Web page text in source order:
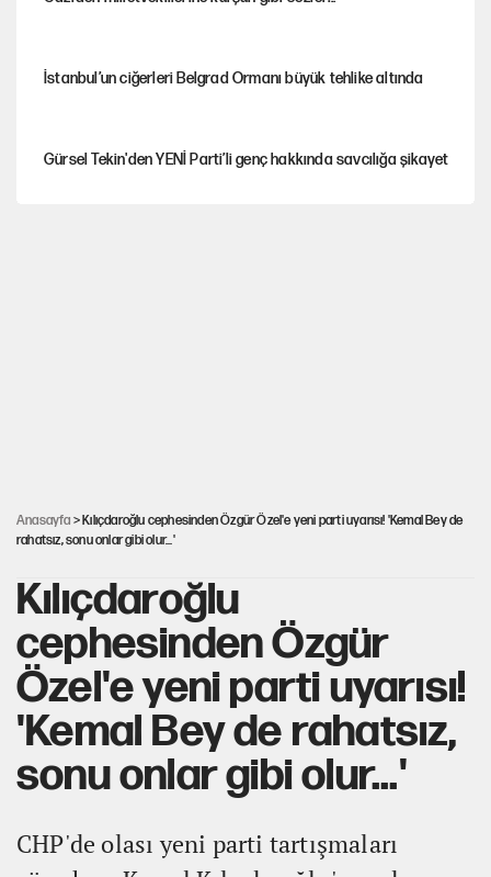
İstanbul’un ciğerleri Belgrad Ormanı büyük tehlike altında
Gürsel Tekin'den YENİ Parti’li genç hakkında savcılığa şikayet
Anasayfa > Kılıçdaroğlu cephesinden Özgür Özel'e yeni parti uyarısı! 'Kemal Bey de
rahatsız, sonu onlar gibi olur...'
Kılıçdaroğlu
cephesinden Özgür
Özel'e yeni parti uyarısı!
'Kemal Bey de rahatsız,
sonu onlar gibi olur...'
CHP'de olası yeni parti tartışmaları